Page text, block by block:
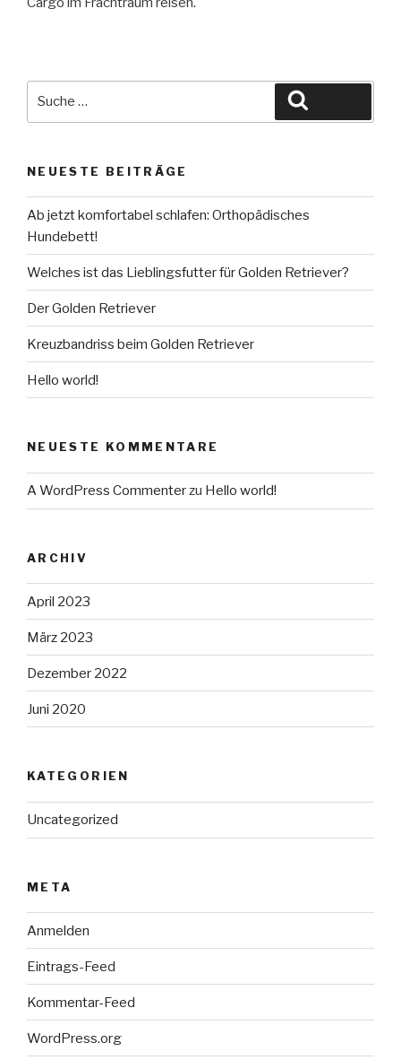
NEUESTE BEITRÄGE
Ab jetzt komfortabel schlafen: Orthopädisches
Hundebett!
Welches ist das Lieblingsfutter für Golden Retriever?
Der Golden Retriever
Kreuzbandriss beim Golden Retriever
Hello world!
NEUESTE KOMMENTARE
A WordPress Commenterzu Hello world!
ARCHIV
April 2023
März 2023
Dezember 2022
Juni 2020
KATEGORIEN
Uncategorized
META
Anmelden
Eintrags-Feed
Kommentar-Feed
WordPress.org